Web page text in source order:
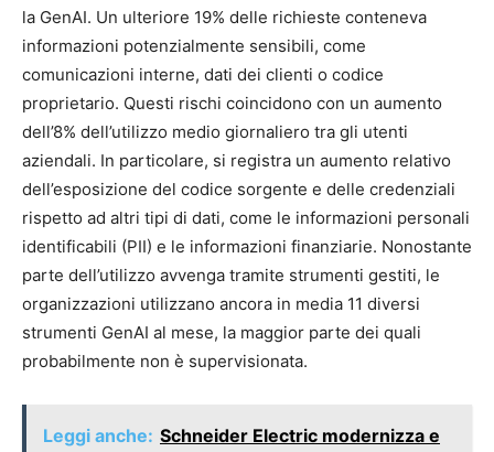
la GenAI. Un ulteriore 19% delle richieste conteneva
informazioni potenzialmente sensibili, come
comunicazioni interne, dati dei clienti o codice
proprietario. Questi rischi coincidono con un aumento
dell’8% dell’utilizzo medio giornaliero tra gli utenti
aziendali. In particolare, si registra un aumento relativo
dell’esposizione del codice sorgente e delle credenziali
rispetto ad altri tipi di dati, come le informazioni personali
identificabili (PII) e le informazioni finanziarie. Nonostante
parte dell’utilizzo avvenga tramite strumenti gestiti, le
organizzazioni utilizzano ancora in media 11 diversi
strumenti GenAI al mese, la maggior parte dei quali
probabilmente non è supervisionata.
Leggi anche: Schneider Electric modernizza e